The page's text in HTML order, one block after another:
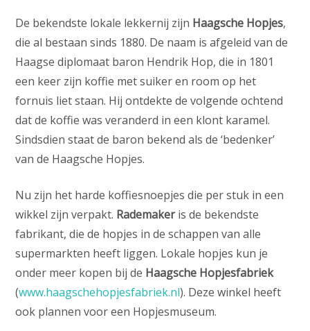
De bekendste lokale lekkernij zijn Haagsche Hopjes,
die al bestaan sinds 1880. De naam is afgeleid van de
Haagse diplomaat baron Hendrik Hop, die in 1801
een keer zijn koffie met suiker en room op het
fornuis liet staan. Hij ontdekte de volgende ochtend
dat de koffie was veranderd in een klont karamel.
Sindsdien staat de baron bekend als de ‘bedenker’
van de Haagsche Hopjes.
Nu zijn het harde koffiesnoepjes die per stuk in een
wikkel zijn verpakt. Rademakeris de bekendste
fabrikant, die de hopjes in de schappen van alle
supermarkten heeft liggen. Lokale hopjes kun je
onder meer kopen bij de Haagsche Hopjesfabriek
(www.haagschehopjesfabriek.nl). Deze winkel heeft
ook plannen voor een Hopjesmuseum.